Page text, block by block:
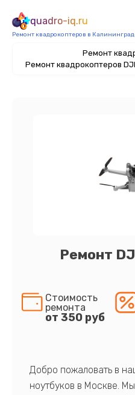
quadro-iq.ru
Ремонт квадрокоптеров в
Ремонт
Ремонт квадрокоптеров
Ремонт
Стоимость
ремонта
от 350 руб
Добро пожаловать в
ноутбуков в Москве.